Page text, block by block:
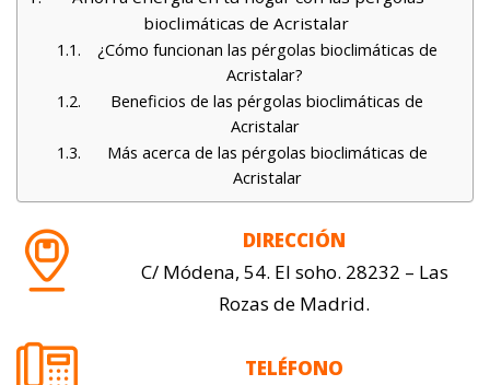
bioclimáticas de Acristalar
¿Cómo funcionan las pérgolas bioclimáticas de
Acristalar?
Beneficios de las pérgolas bioclimáticas de
Acristalar
Más acerca de las pérgolas bioclimáticas de
Acristalar
DIRECCIÓN
C/ Módena, 54. El soho. 28232 – Las
Rozas de Madrid.
TELÉFONO